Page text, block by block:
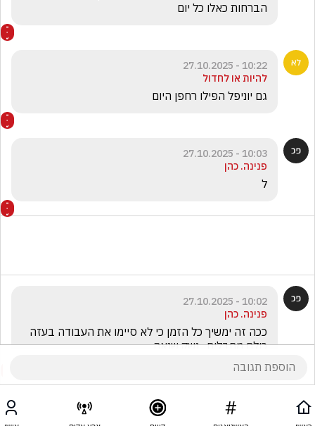
הברחות כאלו כל יום
10:22 - 27.10.2025
להיות או לחדול
גם יוניפל הפילו רחפן היום
10:03 - 27.10.2025
פנינה. כהן
ל
10:02 - 27.10.2025
פנינה. כהן
כולם מחבלים . נשק.שנאה.....